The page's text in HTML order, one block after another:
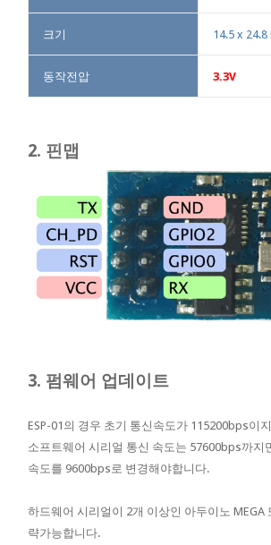
크기 14.5 x 24.8
동작전압 3.3V
2. 핀맵
3. 펌웨어 업데이트
ESP-01의 경우 초기 통신속도가 115200bps이
소프트웨어 시리얼 통신 속도는 57600bps까지
속도를 9600bps로 변경해야합니다.
하드웨어 시리얼이 2개 이상인 아두이노 MEGA
략가능합니다.